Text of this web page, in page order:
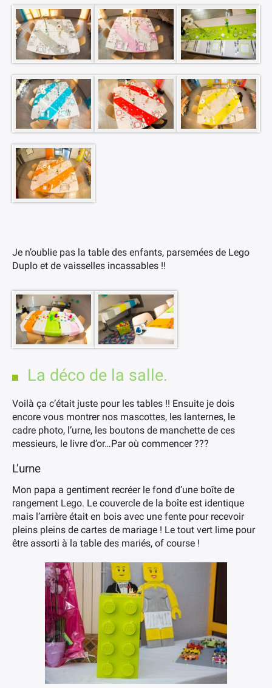
Je n’oublie pas la table des enfants, parsemées de Lego
Duplo et de vaisselles incassables !!
La déco de la salle.
Voilà ça c’était juste pour les tables !! Ensuite je dois
encore vous montrer nos mascottes, les lanternes, le
cadre photo, l’urne, les boutons de manchette de ces
messieurs, le livre d’or…Par où commencer ???
L’urne
Mon papa a gentiment recréer le fond d’une boîte de
rangement Lego. Le couvercle de la boîte est identique
mais l’arrière était en bois avec une fente pour recevoir
pleins pleins de cartes de mariage ! Le tout vert lime pour
être assorti à la table des mariés, of course !